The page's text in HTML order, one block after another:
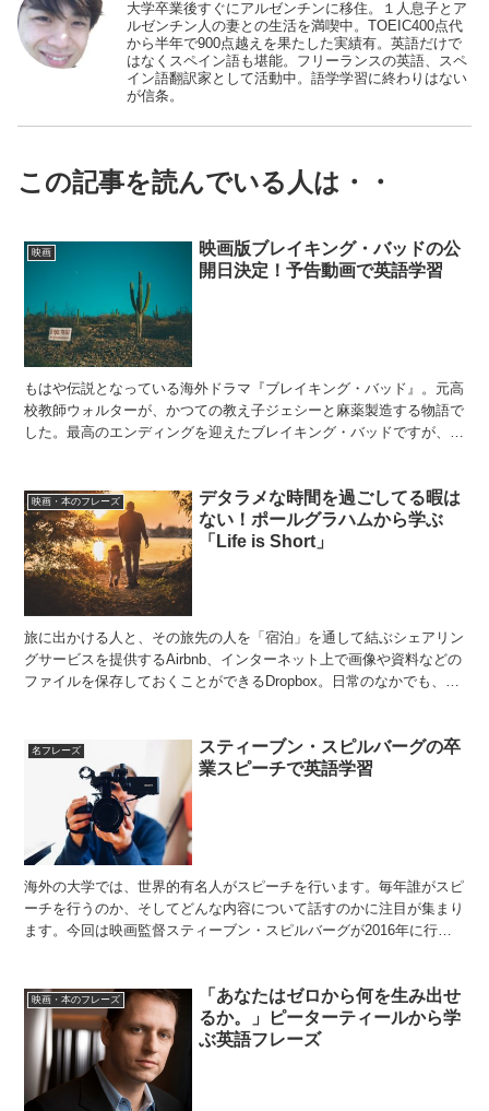
大学卒業後すぐにアルゼンチンに移住。１人息子とア
ルゼンチン人の妻との生活を満喫中。TOEIC400点代
から半年で900点越えを果たした実績有。英語だけで
はなくスペイン語も堪能。フリーランスの英語、スペ
イン語翻訳家として活動中。語学学習に終わりはない
が信条。
この記事を読んでいる人は・・
映画
映画版ブレイキング・バッドの公
開日決定！予告動画で英語学習
もはや伝説となっている海外ドラマ『ブレイキング・バッド』。元高
校教師ウォルターが、かつての教え子ジェシーと麻薬製造する物語で
した。最高のエンディングを迎えたブレイキング・バッドですが、
映画・本のフレーズ
デタラメな時間を過ごしてる暇は
ない！ポールグラハムから学ぶ
「Life is Short」
旅に出かける人と、その旅先の人を「宿泊」を通して結ぶシェアリン
グサービスを提供するAirbnb、インターネット上で画像や資料などの
ファイルを保存しておくことができるDropbox。日常のなかでも、聞
名フレーズ
スティーブン・スピルバーグの卒
業スピーチで英語学習
海外の大学では、世界的有名人がスピーチを行います。毎年誰がスピ
ーチを行うのか、そしてどんな内容について話すのかに注目が集まり
ます。今回は映画監督スティーブン・スピルバーグが2016年に行っ
映画・本のフレーズ
「あなたはゼロから何を生み出せ
るか。」ピーターティールから学
ぶ英語フレーズ